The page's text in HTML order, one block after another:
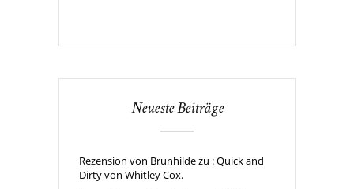
Neueste Beiträge
Rezension von Brunhilde zu : Quick and
Dirty von Whitley Cox.